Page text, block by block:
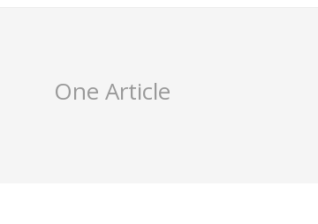
One Article